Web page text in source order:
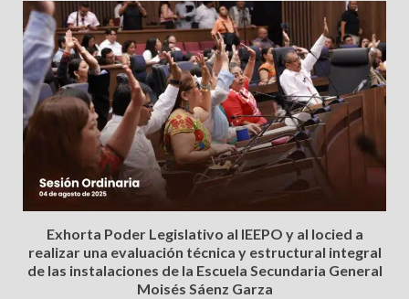
Exhorta Poder Legislativo al IEEPO y al Iocied a
realizar una evaluación técnica y estructural integral
de las instalaciones de la Escuela Secundaria General
Moisés Sáenz Garza